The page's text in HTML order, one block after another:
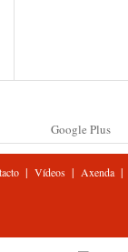
Google Plus
| Vídeos| Axenda|